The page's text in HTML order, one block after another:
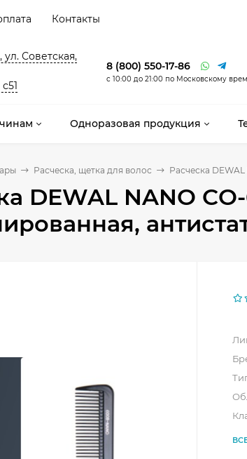
Контакты
Советская,
8 (800) 550-17-86
с 10:00 до 21:00 по Московскому
Одноразовая продукция
Расческа, щетка для волос Расческа
DEWAL NANO